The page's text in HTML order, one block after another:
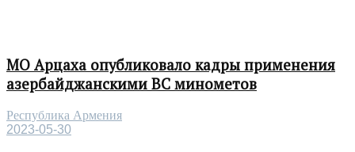
МО Арцаха опубликовало кадры применения
азербайджанскими ВС минометов
Республика Армения
2023-05-30